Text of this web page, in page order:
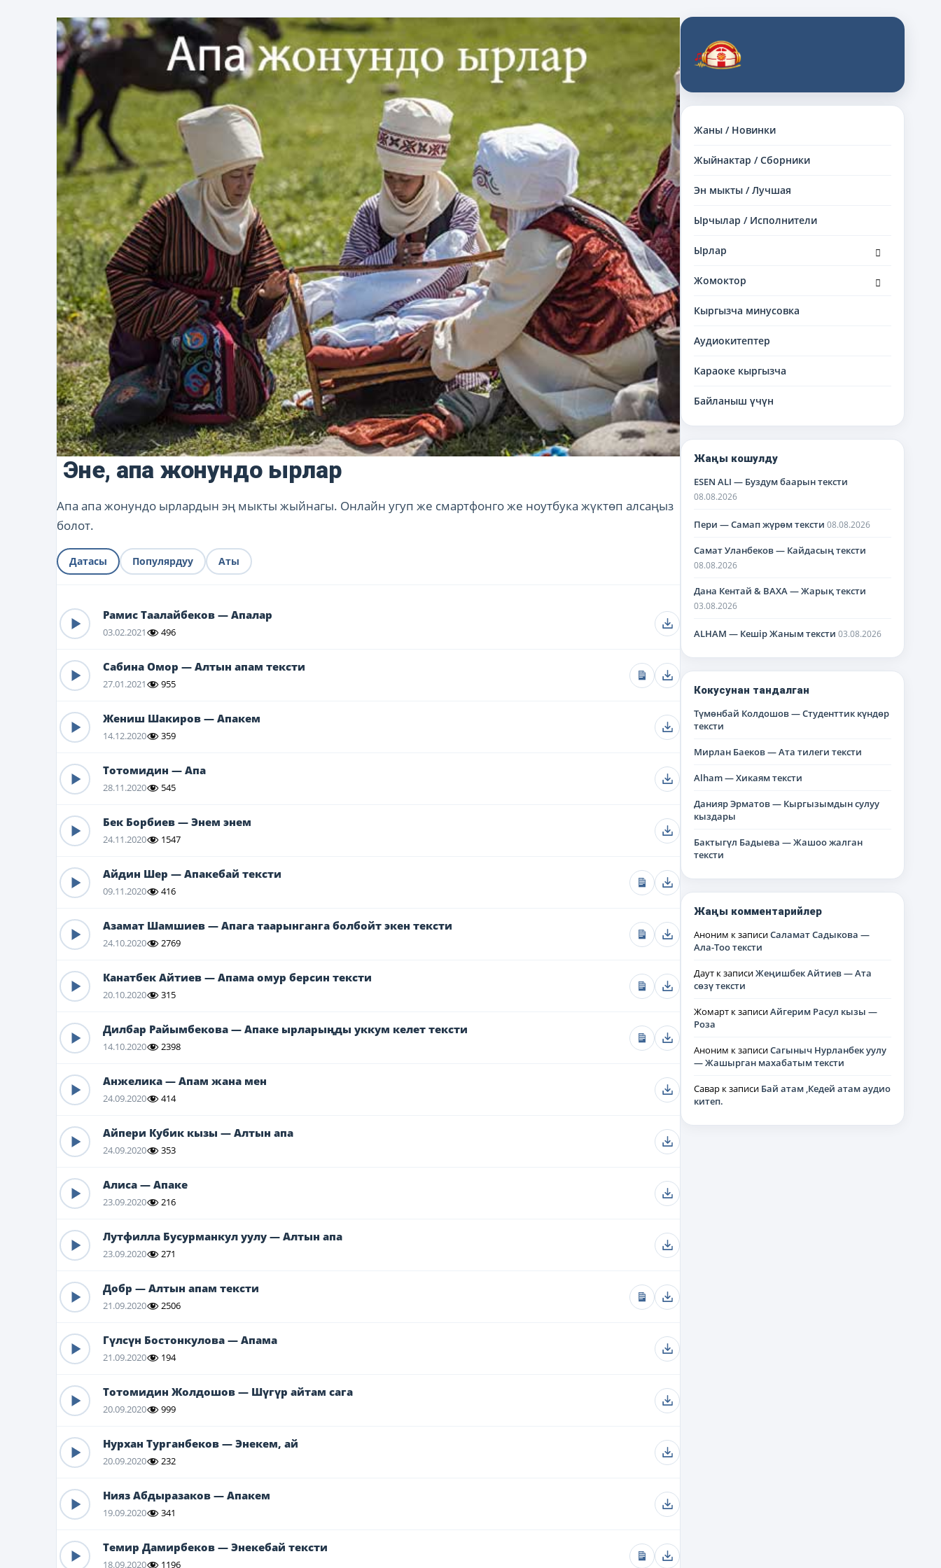
Жаны / Новинки
Жыйнактар / Сборники
Эн мыкты / Лучшая
Ырчылар / Исполнители
Ырлар
дочернее
Жомоктор
дочернее
Кыргызча минусовка
Аудиокитептер
Караоке кыргызча
Байланыш үчүн
Жаңы кошулду
ESEN ALI — Буздум баарын тексти
08.08.2026
Пери — Самап жүрөм тексти 08.08.2026
Самат Уланбеков — Кайдасың тексти
08.08.2026
Дана Кентай & BAXA — Жарық тексти
03.08.2026
ALHAM — Кешір Жаным тексти 03.08.2026
Кокусунан тандалган
Түмөнбай Колдошов — Студенттик күндөр
тексти
Мирлан Баеков — Ата тилеги тексти
Alham — Хикаям тексти
Данияр Эрматов — Кыргызымдын сулуу
кыздары
Бактыгүл Бадыева — Жашоо жалган
тексти
Жаңы комментарийлер
Аноним к записиСаламат Садыкова —
Ала-Тоо тексти
Даут к записиЖеңишбек Айтиев — Ата
сөзү тексти
Жомарт к записиАйгерим Расул кызы —
Роза
Аноним к записиСагыныч Нурланбек уулу
— Жашырган махабатым тексти
Савар к записи Бай атам ,Кедей атам аудио
китеп.
Эне, апа жонундо ырлар
Апа апа жонундо ырлардын эң мыкты жыйнагы. Онлайн угуп же смартфонго же ноутбука жүктөп алсаңыз
болот.
Датасы Популярдуу Аты
Рамис Таалайбеков — Апалар
03.02.2021 496
Сабина Омор — Алтын апам тексти
27.01.2021 955
Жениш Шакиров — Апакем
14.12.2020 359
Тотомидин — Апа
28.11.2020 545
Бек Борбиев — Энем энем
24.11.2020 1547
Айдин Шер — Апакебай тексти
09.11.2020 416
Азамат Шамшиев — Апага таарынганга болбойт экен тексти
24.10.2020 2769
Канатбек Айтиев — Апама омур берсин тексти
20.10.2020 315
Дилбар Райымбекова — Апаке ырларыңды уккум келет тексти
14.10.2020 2398
Анжелика — Апам жана мен
24.09.2020 414
Айпери Кубик кызы — Алтын апа
24.09.2020 353
Алиса — Апаке
23.09.2020 216
Лутфилла Бусурманкул уулу — Алтын апа
23.09.2020 271
Добр — Алтын апам тексти
21.09.2020 2506
Гүлсүн Бостонкулова — Апама
21.09.2020 194
Тотомидин Жолдошов — Шүгүр айтам сага
20.09.2020 999
Нурхан Турганбеков — Энекем, ай
20.09.2020 232
Нияз Абдыразаков — Апакем
19.09.2020 341
Темир Дамирбеков — Энекебай тексти
18.09.2020 1196